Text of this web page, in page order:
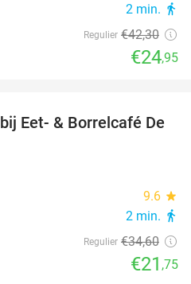
2 min. directions_walk
Regulier €42,30
€24,95
37%
Eet- & Borrelcafé De
9.6 star
2 min. directions_walk
Regulier €34,60
€21 ,75